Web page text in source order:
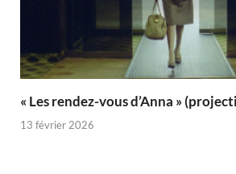
« Les rendez-vous d’Anna »
13 février 2026